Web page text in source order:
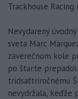
Trackhouse
Nevydarený
sveta Marc
záverečnom kole
po štarte
tridsaťtriročnému
nevydržala,